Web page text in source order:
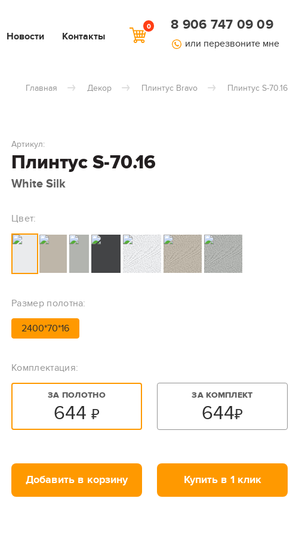
Новости Контакты
0 8 906 747 09 09
или перезвоните мне
Главная Декор Плинтус Bravo Плинтус S-70.16
Плинтус S-70.16
Артикул:
White Silk
Цвет:
Размер полотна:
2400*70*16
Комплектация:
ЗА ПОЛОТНО
644 ₽
ЗА КОМПЛЕКТ
644₽
Добавить в корзину Купить в 1 клик